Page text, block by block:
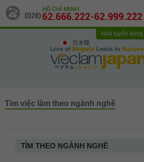
日本語
Nhà tuyển dụng
Tìm việc làm theo ngành nghề
TÌM THEO NGÀNH NGHỀ